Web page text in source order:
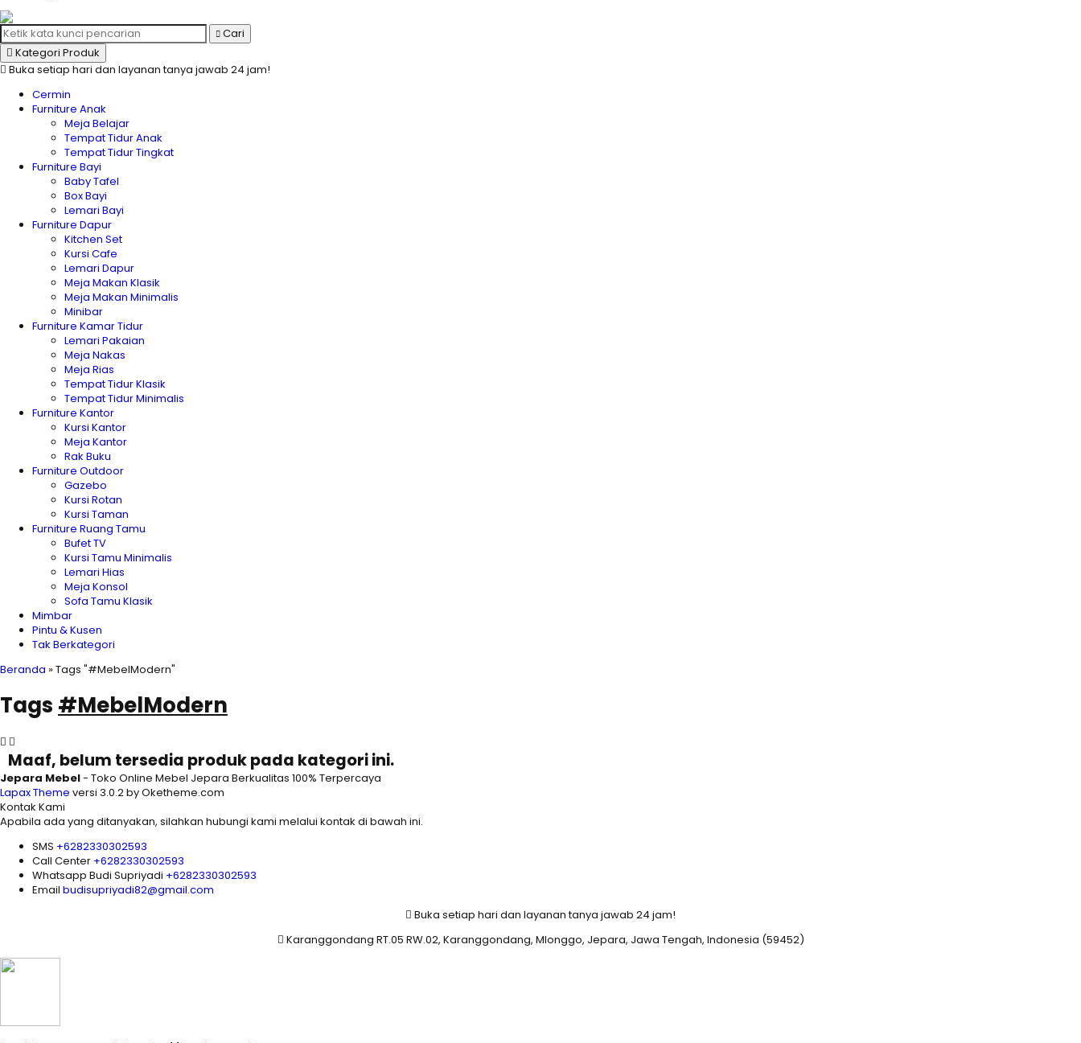
Cari
Kategori Produk
Buka setiap hari dan layanan tanya jawab 24 jam!
Cermin
Furniture Anak
Meja Belajar
Tempat Tidur Anak
Tempat Tidur Tingkat
Furniture Bayi
Baby Tafel
Box Bayi
Lemari Bayi
Furniture Dapur
Kitchen Set
Kursi Cafe
Lemari Dapur
Meja Makan Klasik
Meja Makan Minimalis
Minibar
Furniture Kamar Tidur
Lemari Pakaian
Meja Nakas
Meja Rias
Tempat Tidur Klasik
Tempat Tidur Minimalis
Furniture Kantor
Kursi Kantor
Meja Kantor
Rak Buku
Furniture Outdoor
Gazebo
Kursi Rotan
Kursi Taman
Furniture Ruang Tamu
Bufet TV
Kursi Tamu Minimalis
Lemari Hias
Meja Konsol
Sofa Tamu Klasik
Mimbar
Pintu & Kusen
Tak Berkategori
Beranda »Tags "#MebelModern"
Tags #MebelModern
Maaf, belum tersedia produk pada kategori ini.
Jepara Mebel- Toko Online Mebel Jepara Berkualitas 100% Terpercaya
Lapax Theme versi 3.0.2 by Oketheme.com
Kontak Kami
Apabila ada yang ditanyakan, silahkan hubungi kami melalui kontak di bawah ini.
SMS +6282330302593
Call Center +6282330302593
Whatsapp Budi Supriyadi +6282330302593
Email budisupriyadi82@gmail.com
Buka setiap hari dan layanan tanya jawab 24 jam!
Karanggondang RT.05 RW.02, Karanggondang, Mlonggo, Jepara, Jawa Tengah, Indonesia (59452)